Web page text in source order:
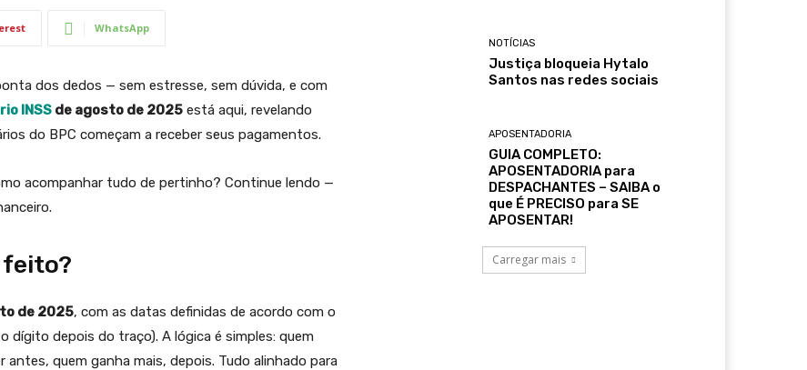
WhatsApp
dos dedos — sem estresse, sem dúvida, e com
INSS de agosto de 2025 está aqui, revelando
do BPC começam a receber seus pagamentos.
acompanhar tudo de pertinho? Continue lendo —
feito?
de 2025, com as datas definidas de acordo com o
dígito depois do traço). A lógica é simples: quem
antes, quem ganha mais, depois. Tudo alinhado para
NOTÍCIAS
Justiça bloqueia Hytalo
Santos nas redes sociais
APOSENTADORIA
GUIA COMPLETO:
APOSENTADORIA para
DESPACHANTES – SAIBA o
que É PRECISO para SE
APOSENTAR!
Carregar mais